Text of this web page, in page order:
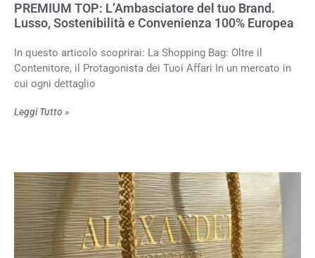
PREMIUM TOP: L’Ambasciatore del tuo Brand.
Lusso, Sostenibilità e Convenienza 100% Europea
In questo articolo scoprirai: La Shopping Bag: Oltre il
Contenitore, il Protagonista dei Tuoi Affari In un mercato in
cui ogni dettaglio
Leggi Tutto »